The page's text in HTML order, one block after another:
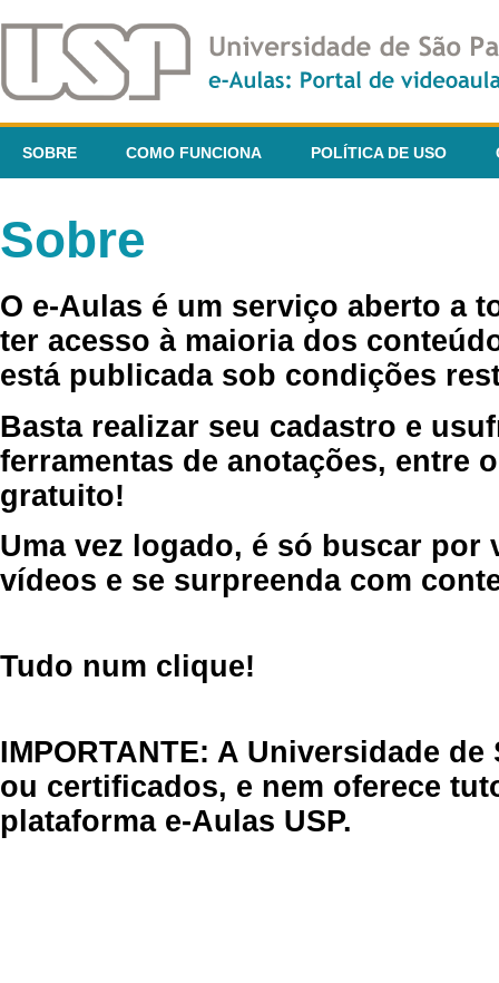
SOBRE COMO FUNCIONA POLÍTICA DE USO
Sobre
O e-Aulas é um serviço aberto a
ter acesso à maioria dos
está publicada sob condições
Basta realizar seu cadastro e
ferramentas de anotações, entre
gratuito!
Uma vez logado, é só buscar por
vídeos e se surpreenda com
Tudo num clique!
IMPORTANTE: A Universidade
ou certificados, e nem oferece
plataforma e-Aulas USP.